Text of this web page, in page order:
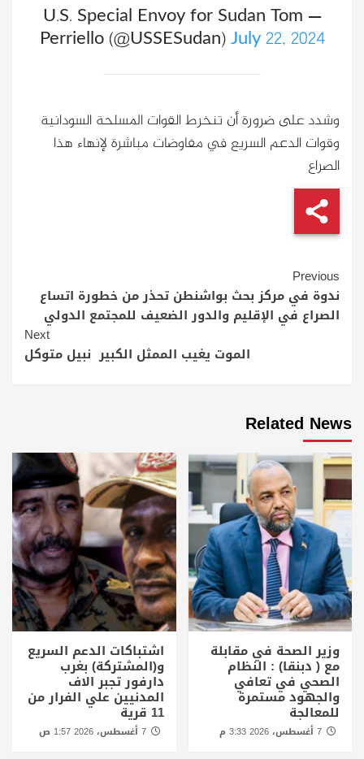
— U.S. Special Envoy for Sudan Tom
Perriello (@USSESudan)July 22, 2024
وشدد على ضرورة أن تنخرط القوات المسلحة السودانية
وقوات الدعم السريع في مفاوضات مباشرة لإنهاء هذا
الصراع
Continue
Reading
Previous
ندوة في مركز بحث بواشنطن تحذر من خطورة اتساع
الصراع في الإقليم والدور الضعيف للمجتمع الدولي
Next
الموت يغيب الممثل الكبير نبيل متوكل
Related News
وزير الصحة في مقابلة
مع ( دبنقا) : النظام
الصحي في تعافي
والجهود مستمرة
للمعالجة
اشتباكات الدعم السريع
و(المشتركة) بغرب
دارفور تجبر الاف
المدنيين علي الفرار من
11 قرية
7 أغسطس، 2026 1:57 ص